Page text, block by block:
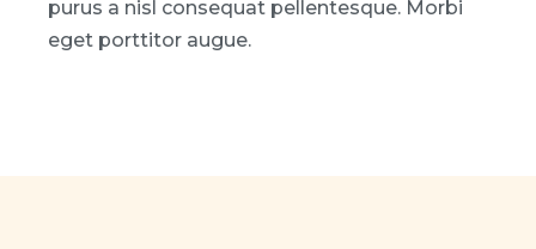
purus a nisl consequat pellentesque. Morbi
eget porttitor augue.